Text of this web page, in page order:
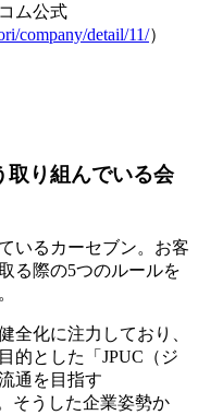
ム公式
company/detail/11/）
取り組んでいる会
いるカーセブン。お客
る際の5つのルールを
全化に注力しており、
的とした「JPUC（ジ
通を目指す
そうした企業姿勢か